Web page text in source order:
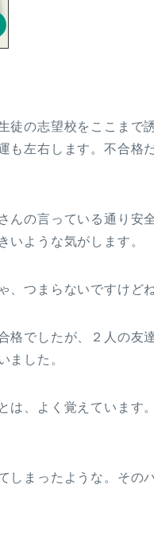
徒の志望校をここまで
も左右します。不合格
んの言っている通り安
いような気がします。
、つまらないですけど
格でしたが、２人の友
ました。
は、よく覚えています
しまったような。その